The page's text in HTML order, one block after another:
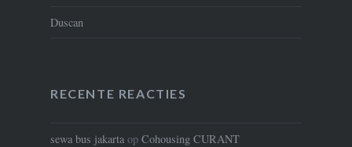
Duscan
RECENTE REACTIES
sewa bus jakartaop Cohousing CURANT